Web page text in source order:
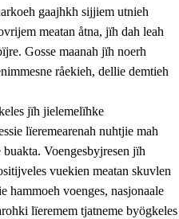
gaajhkh sijjiem utnieh
meatan åtna, jïh dah leah
Gosse maanah jïh noerh
råekieh, dellie demtieh
jïh jielemelïhke
lïeremearenah nuhtjie mah
Voengesbyjresen jïh
vuekien meatan skuvlen
hammoeh voenges, nasjonaale
lïeremem tjatneme byögkeles